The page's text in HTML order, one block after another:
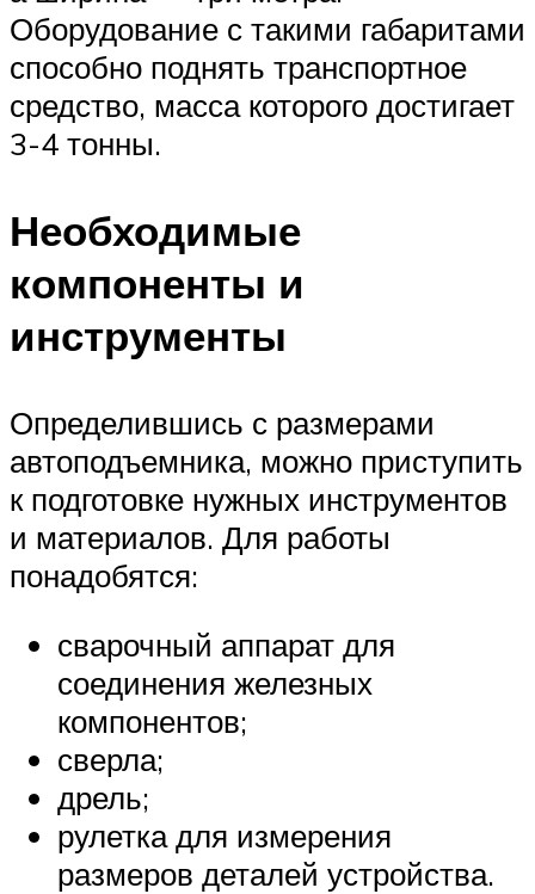
Оборудование с такими габаритами
способно поднять транспортное
средство, масса которого достигает
3-4 тонны.
Необходимые
компоненты и
инструменты
Определившись с размерами
автоподъемника, можно приступить
к подготовке нужных инструментов
и материалов. Для работы
понадобятся:
сварочный аппарат для
соединения железных
компонентов;
сверла;
дрель;
рулетка для измерения
размеров деталей устройства.